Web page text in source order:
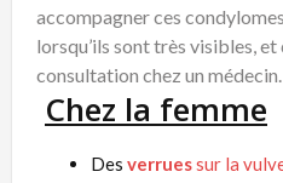
accompagner ces
lorsqu’ils sont très visibles,
consultation chez un médecin.
Chez la femme
Des verruessur la